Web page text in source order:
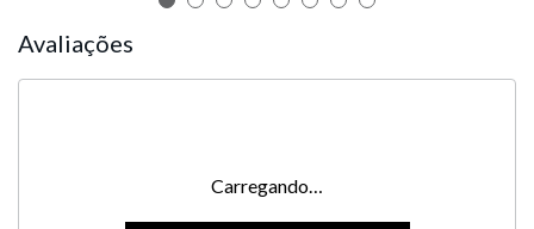
Avaliações
Carregando…